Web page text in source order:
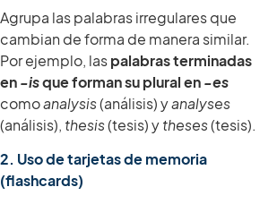
Agrupa las palabras irregulares que
cambian de forma de manera similar.
Por ejemplo, laspalabras terminadas
en-isque forman su plural en-es
comoanalysis(análisis) yanalyses
(análisis), thesis(tesis) ytheses(tesis).
2. Uso de tarjetas de memoria
(flashcards)